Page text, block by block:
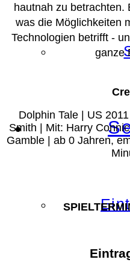
hautnah zu betrachten.
was die Möglichkeiten
Technologien betrifft -
ganze
Dolphin Tale | US
Smith | Mit: Harry
Gamble | ab 0 Jahren,